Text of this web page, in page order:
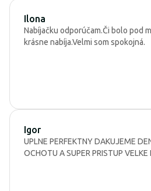
Ilona
Nabíjačku odporúčam.Či bolo pod
krásne nabíja.Velmi som spokojná.
Igor
UPLNE PERFEKTNY DAKUJEME
OCHOTU A SUPER PRISTUP